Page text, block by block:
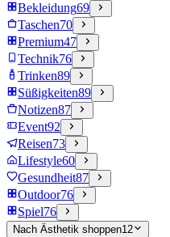
Bekleidung69
Taschen70
Premium47
Technik76
Trinken89
Süßigkeiten89
Notizen87
Event92
Reisen73
Lifestyle60
Gesundheit87
Outdoor76
Spiel76
Nach Ästhetik shoppen12